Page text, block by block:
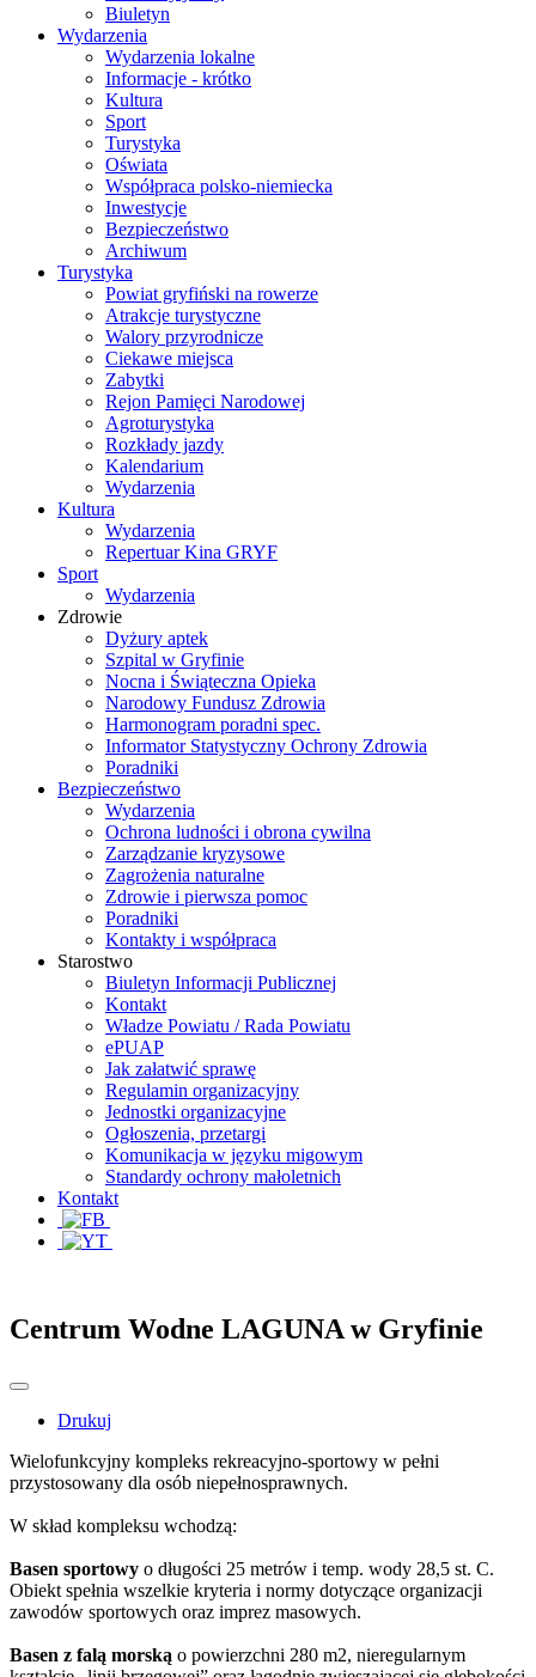
Biuletyn
Wydarzenia
Wydarzenia lokalne
Informacje - krótko
Kultura
Sport
Turystyka
Oświata
Współpraca polsko-niemiecka
Inwestycje
Bezpieczeństwo
Archiwum
Turystyka
Powiat gryfiński na rowerze
Atrakcje turystyczne
Walory przyrodnicze
Ciekawe miejsca
Zabytki
Rejon Pamięci Narodowej
Agroturystyka
Rozkłady jazdy
Kalendarium
Wydarzenia
Kultura
Wydarzenia
Repertuar Kina GRYF
Sport
Wydarzenia
Zdrowie
Dyżury aptek
Szpital w Gryfinie
Nocna i Świąteczna Opieka
Narodowy Fundusz Zdrowia
Harmonogram poradni spec.
Informator Statystyczny Ochrony Zdrowia
Poradniki
Bezpieczeństwo
Wydarzenia
Ochrona ludności i obrona cywilna
Zarządzanie kryzysowe
Zagrożenia naturalne
Zdrowie i pierwsza pomoc
Poradniki
Kontakty i współpraca
Starostwo
Biuletyn Informacji Publicznej
Kontakt
Władze Powiatu / Rada Powiatu
ePUAP
Jak załatwić sprawę
Regulamin organizacyjny
Jednostki organizacyjne
Ogłoszenia, przetargi
Komunikacja w języku migowym
Standardy ochrony małoletnich
Kontakt
Centrum Wodne LAGUNA w Gryfinie
Drukuj
Wielofunkcyjny kompleks rekreacyjno-sportowy w pełni
przystosowany dla osób niepełnosprawnych.
W skład kompleksu wchodzą:
Basen sportowy o długości 25 metrów i temp. wody 28,5 st. C.
Obiekt spełnia wszelkie kryteria i normy dotyczące organizacji
zawodów sportowych oraz imprez masowych.
Basen z falą morską o powierzchni 280 m2, nieregularnym